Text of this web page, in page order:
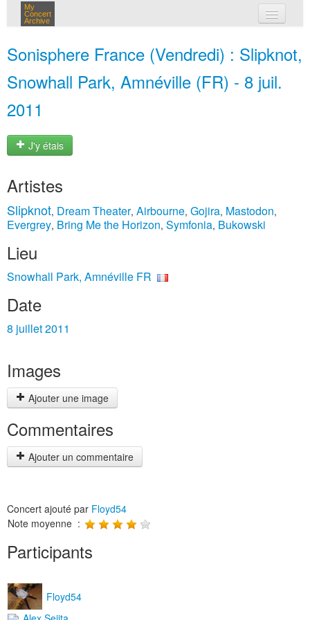
My
Concert
Archive
Sonisphere France (Vendredi) : Slipknot,
Snowhall Park, Amnéville (FR) - 8 juil.
2011
J'y étais
Artistes
Slipknot, Dream Theater, Airbourne, Gojira, Mastodon,
Evergrey, Bring Me the Horizon, Symfonia, Bukowski
Lieu
Snowhall Park, Amnéville FR
Date
8 juillet 2011
Images
Ajouter une image
Commentaires
Ajouter un commentaire
Concert ajouté par Floyd54
Note moyenne :
Participants
Floyd54